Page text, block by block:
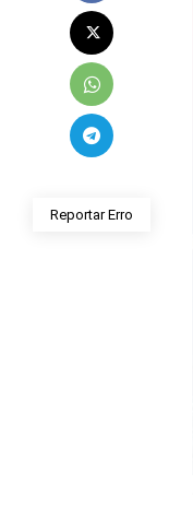
Reportar Erro